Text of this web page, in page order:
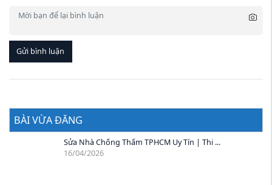
Gửi bình luận
BÀI VỪA ĐĂNG
Sửa Nhà Chống Thấm TPHCM Uy Tín | Thi ...
16/04/2026